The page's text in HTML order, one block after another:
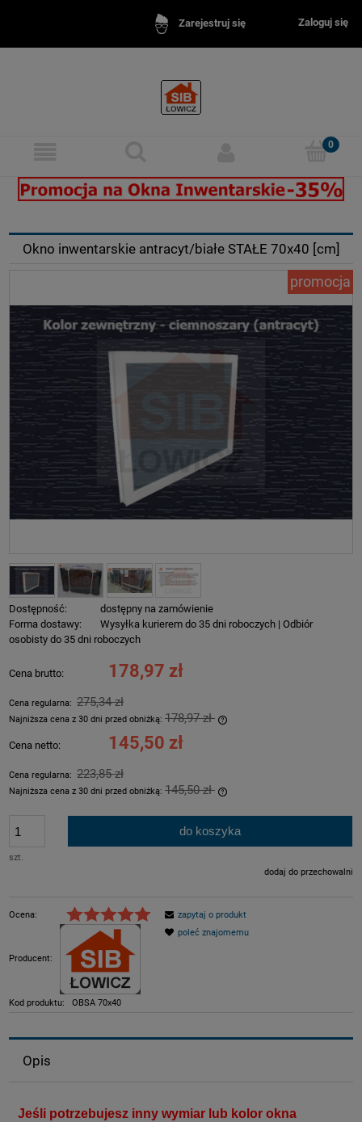
Zarejestruj się Zaloguj się
Okno inwentarskie antracyt/białe STAŁE 70x40 [cm]
promocja
Dostępność:
dostępny na zamówienie
Forma dostawy:
Wysyłka kurierem do 35 dni roboczych | Odbiór
osobisty do 35 dni roboczych
Cena brutto: 178,97 zł
Cena regularna: 275,34 zł
Najniższa cena z 30 dni przed obniżką: 178,97 zł
Cena netto: 145,50 zł
Cena regularna: 223,85 zł
Najniższa cena z 30 dni przed obniżką: 145,50 zł
momentu, kiedy produkt
szt.
do koszyka
dodaj do przechowalni
Ocena:
Producent:
Kod produktu: OBSA 70x40
zapytaj o produkt
poleć znajomemu
Opis
Jeśli potrzebujesz inny wymiar lub kolor okna